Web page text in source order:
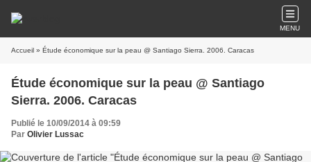
MENU
Accueil » Étude économique sur la peau @ Santiago Sierra. 2006. Caracas
Étude économique sur la peau @ Santiago
Sierra. 2006. Caracas
Publié le 10/09/2014 à 09:59
Par Olivier Lussac